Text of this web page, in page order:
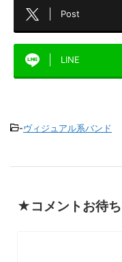
Post
LINE
-ヴィジュアル系バンド
★コメントお待